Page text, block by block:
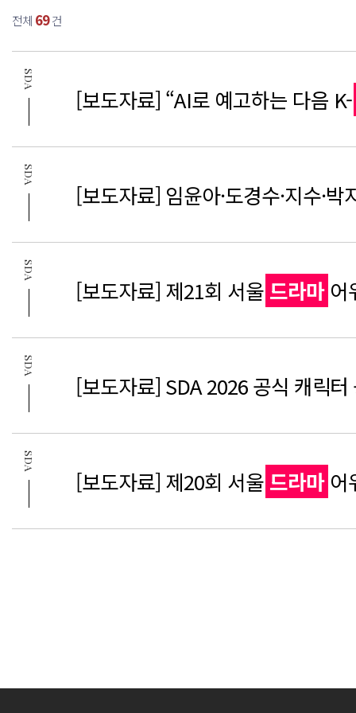
전체 69건
SDA
[보도자료] “AI로 예고하는 다음 K-
SDA
[보도자료] 임윤아·도경수·지수·
SDA
[보도자료] 제21회 서울 드라마 어
SDA
[보도자료] SDA 2026 공식 캐릭터
SDA
[보도자료] 제20회 서울 드라마 어